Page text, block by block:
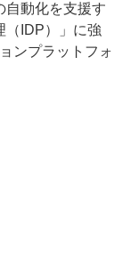
自動化を支援す
（IDP）」に強
ンプラットフォ